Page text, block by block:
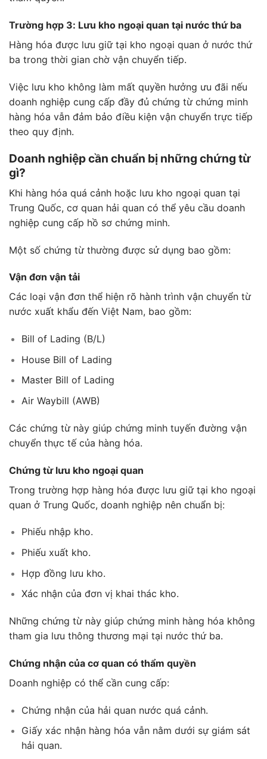
Trường hợp 3: Lưu kho ngoại quan tại nước thứ ba
Hàng hóa được lưu giữ tại kho ngoại quan ở nước thứ
ba trong thời gian chờ vận chuyển tiếp.
Việc lưu kho không làm mất quyền hưởng ưu đãi nếu
doanh nghiệp cung cấp đầy đủ chứng từ chứng minh
hàng hóa vẫn đảm bảo điều kiện vận chuyển trực tiếp
theo quy định.
Doanh nghiệp cần chuẩn bị những chứng từ
gì?
Khi hàng hóa quá cảnh hoặc lưu kho ngoại quan tại
Trung Quốc, cơ quan hải quan có thể yêu cầu doanh
nghiệp cung cấp hồ sơ chứng minh.
Một số chứng từ thường được sử dụng bao gồm:
Vận đơn vận tải
Các loại vận đơn thể hiện rõ hành trình vận chuyển từ
nước xuất khẩu đến Việt Nam, bao gồm:
Bill of Lading (B/L)
House Bill of Lading
Master Bill of Lading
Air Waybill (AWB)
Các chứng từ này giúp chứng minh tuyến đường vận
chuyển thực tế của hàng hóa.
Chứng từ lưu kho ngoại quan
Trong trường hợp hàng hóa được lưu giữ tại kho ngoại
quan ở Trung Quốc, doanh nghiệp nên chuẩn bị:
Phiếu nhập kho.
Phiếu xuất kho.
Hợp đồng lưu kho.
Xác nhận của đơn vị khai thác kho.
Những chứng từ này giúp chứng minh hàng hóa không
tham gia lưu thông thương mại tại nước thứ ba.
Chứng nhận của cơ quan có thẩm quyền
Doanh nghiệp có thể cần cung cấp:
Chứng nhận của hải quan nước quá cảnh.
Giấy xác nhận hàng hóa vẫn nằm dưới sự giám sát
hải quan.